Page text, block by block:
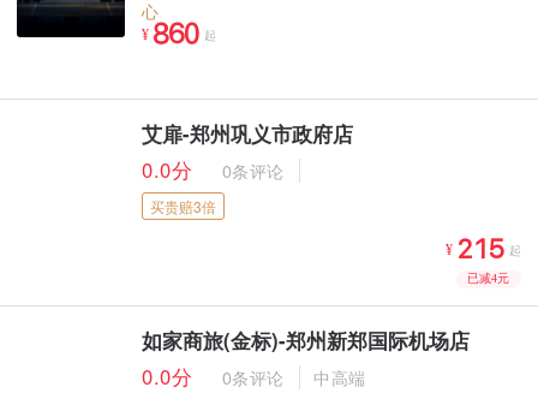
心
¥  起
艾扉-郑州巩义市政府店
0.0分
0条评论
买贵赔3倍
¥   起
已减4元
如家商旅(金标)-郑州新郑国际机场店
0.0分
0条评论 中高端